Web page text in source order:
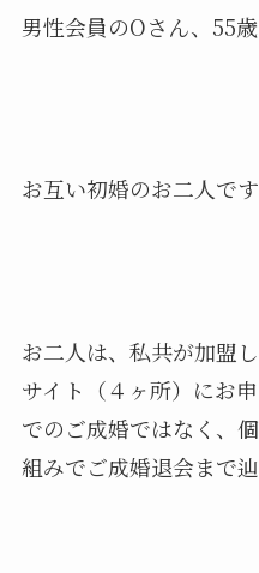
男性会員のOさん、55歳
お互い初婚のお二人です
お二人は、私共が加盟
サイト（４ヶ所）にお
でのご成婚ではなく、
組みでご成婚退会まで